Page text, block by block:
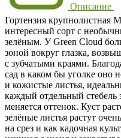
Описание
Гортензия крупнолистная
интересный сорт с
зелёным. У Green Cloud
зоной вокруг глазка,
с зубчатыми краями.
сад в каком бы уголке оно
и кожистые листья,
каждый отдельный стебель
меняется оттенок. Куст
зелёные листья растут
на срез и как кадочная